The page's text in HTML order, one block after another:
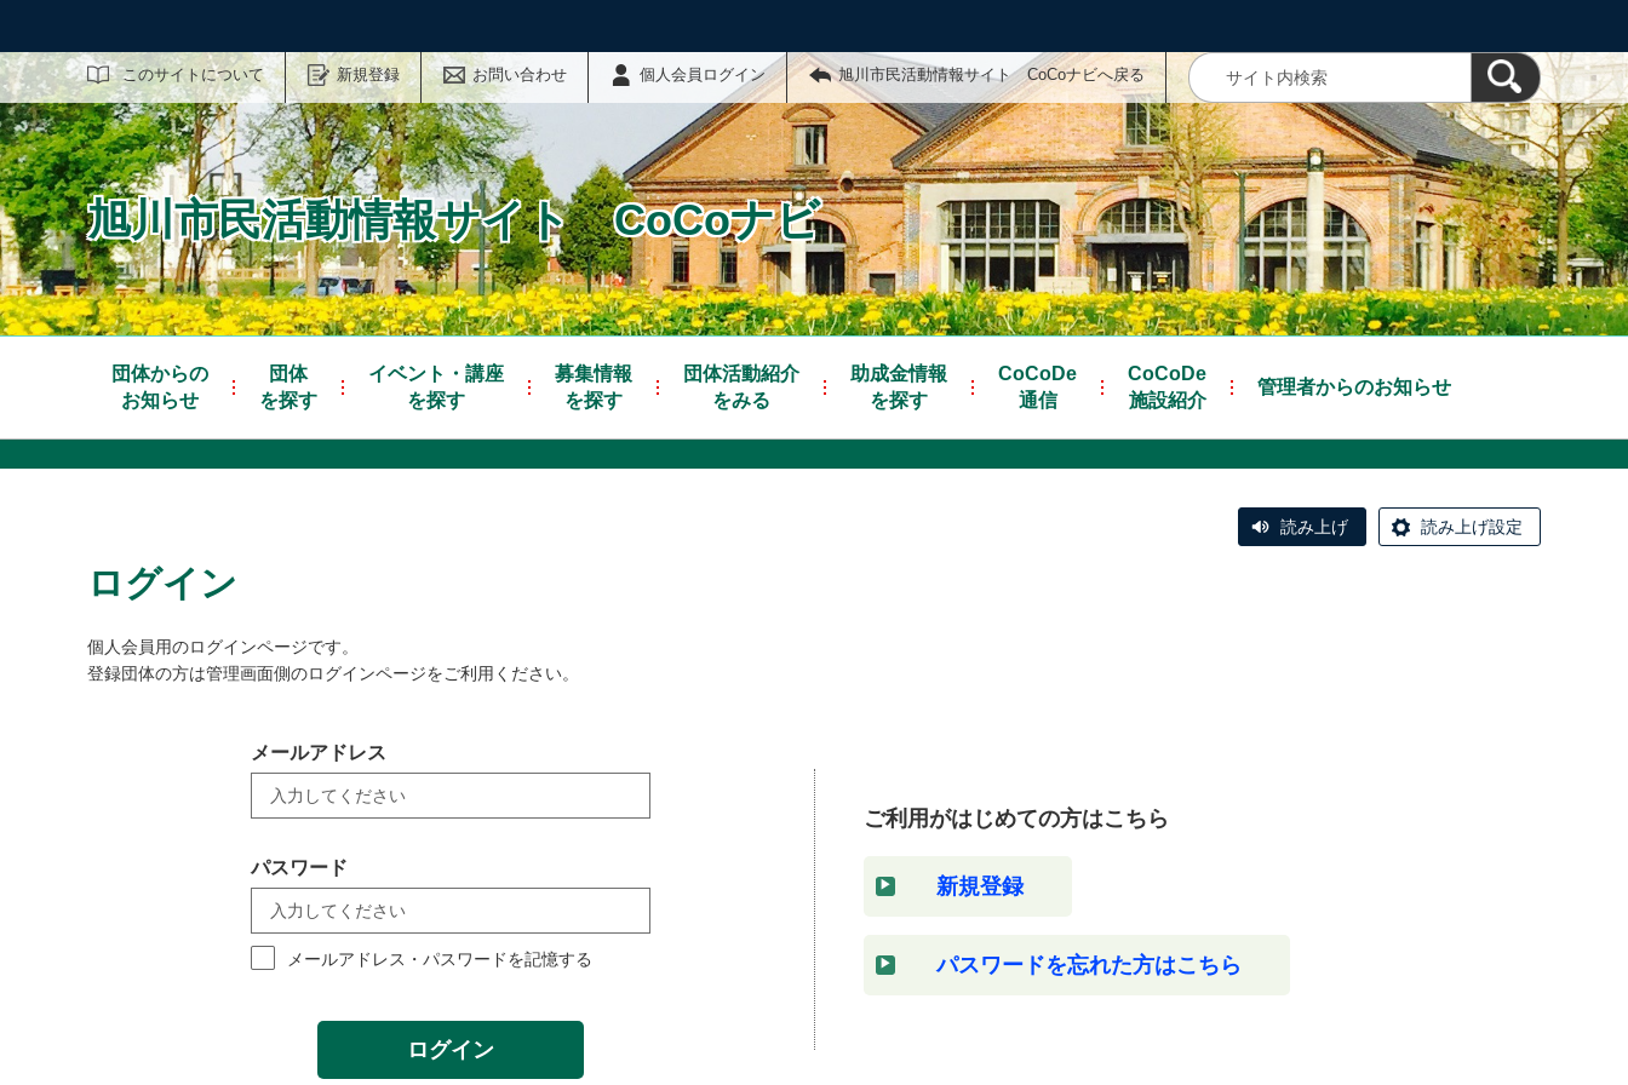
このサイトについて 新規登録 お問い合わせ 個人会員ログイン 旭川市民活動情報サイト CoCoナビへ戻る
サイト内検索
旭川市民活動情報サイト CoCoナビ
団体からの
お知らせ
団体
を探す
イベント・講座
を探す
募集情報
を探す
団体活動紹介
をみる
助成金情報
を探す
CoCoDe
通信
CoCoDe
施設紹介
管理者からのお知らせ
読み上げ 読み上げ設定
ログイン
個人会員用のログインページです。
登録団体の方は管理画面側のログインページをご利用ください。
メールアドレス
パスワード
メールアドレス・パスワードを記憶する
ログイン
ご利用がはじめての方はこちら
新規登録
パスワードを忘れた方はこちら